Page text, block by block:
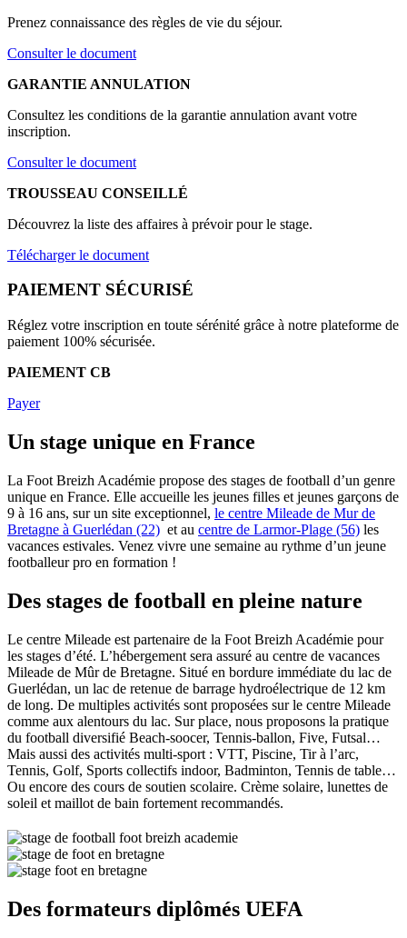
Prenez connaissance des règles de vie du séjour.
Consulter le document
GARANTIE ANNULATION
Consultez les conditions de la garantie annulation avant votre
inscription.
Consulter le document
TROUSSEAU CONSEILLÉ
Découvrez la liste des affaires à prévoir pour le stage.
Télécharger le document
PAIEMENT SÉCURISÉ
Réglez votre inscription en toute sérénité grâce à notre plateforme de
paiement 100% sécurisée.
PAIEMENT CB
Payer
Un stage unique en France
La Foot Breizh Académie propose des stages de football d’un genre
unique en France. Elle accueille les jeunes filles et jeunes garçons de
9 à 16 ans, sur un site exceptionnel, le centre Mileade de Mur de
Bretagne à Guerlédan (22) et au centre de Larmor-Plage (56) les
vacances estivales. Venez vivre une semaine au rythme d’un jeune
footballeur pro en formation !
Des stages de football en pleine nature
Le centre Mileade est partenaire de la Foot Breizh Académie pour
les stages d’été. L’hébergement sera assuré au centre de vacances
Mileade de Mûr de Bretagne. Situé en bordure immédiate du lac de
Guerlédan, un lac de retenue de barrage hydroélectrique de 12 km
de long. De multiples activités sont proposées sur le centre Mileade
comme aux alentours du lac. Sur place, nous proposons la pratique
du football diversifié Beach-soocer, Tennis-ballon, Five, Futsal…
Mais aussi des activités multi-sport : VTT, Piscine, Tir à l’arc,
Tennis, Golf, Sports collectifs indoor, Badminton, Tennis de table…
Ou encore des cours de soutien scolaire. Crème solaire, lunettes de
soleil et maillot de bain fortement recommandés.
Des formateurs diplômés UEFA